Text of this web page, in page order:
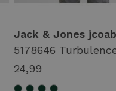
5178646
24,99